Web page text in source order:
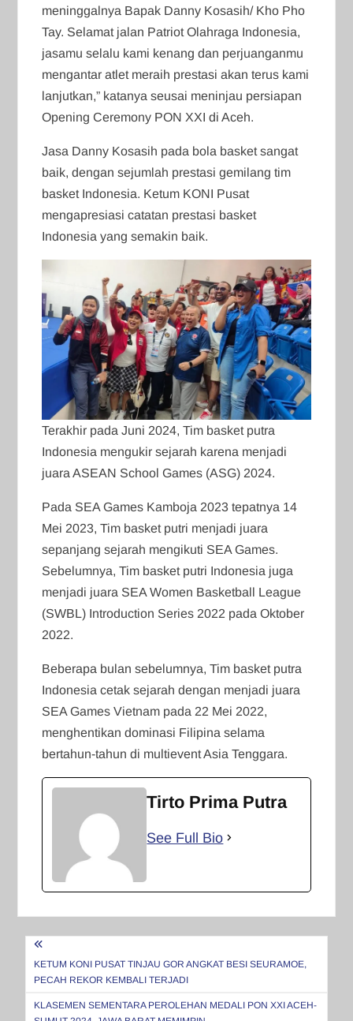
meninggalnya Bapak Danny Kosasih/ Kho Pho
Tay. Selamat jalan Patriot Olahraga Indonesia,
jasamu selalu kami kenang dan perjuanganmu
mengantar atlet meraih prestasi akan terus kami
lanjutkan,” katanya seusai meninjau persiapan
Opening Ceremony PON XXI di Aceh.
Jasa Danny Kosasih pada bola basket sangat
baik, dengan sejumlah prestasi gemilang tim
basket Indonesia. Ketum KONI Pusat
mengapresiasi catatan prestasi basket
Indonesia yang semakin baik.
Terakhir pada Juni 2024, Tim basket putra
Indonesia mengukir sejarah karena menjadi
juara ASEAN School Games (ASG) 2024.
Pada SEA Games Kamboja 2023 tepatnya 14
Mei 2023, Tim basket putri menjadi juara
sepanjang sejarah mengikuti SEA Games.
Sebelumnya, Tim basket putri Indonesia juga
menjadi juara SEA Women Basketball League
(SWBL) Introduction Series 2022 pada Oktober
2022.
Beberapa bulan sebelumnya, Tim basket putra
Indonesia cetak sejarah dengan menjadi juara
SEA Games Vietnam pada 22 Mei 2022,
menghentikan dominasi Filipina selama
bertahun-tahun di multievent Asia Tenggara.
Tirto Prima Putra
See Full Bio
Navigasi
pos
KETUM KONI PUSAT TINJAU GOR ANGKAT BESI SEURAMOE,
PECAH REKOR KEMBALI TERJADI
KLASEMEN SEMENTARA PEROLEHAN MEDALI PON XXI ACEH-